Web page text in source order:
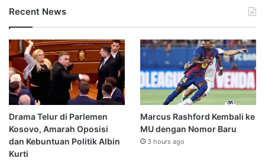
Recent News
Drama Telur di Parlemen
Kosovo, Amarah Oposisi
dan Kebuntuan Politik Albin
Kurti
Marcus Rashford Kembali ke
MU dengan Nomor Baru
3 hours ago